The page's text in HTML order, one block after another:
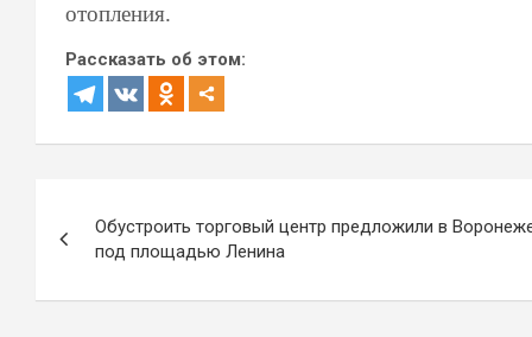
отопления.
Рассказать об этом:
по
записям
Обустроить торговый центр предложили в
под площадью Ленина